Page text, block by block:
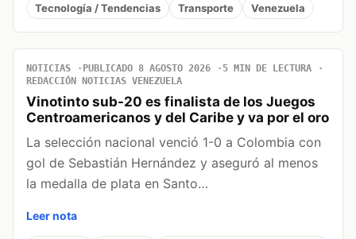
Tecnología / Tendencias
Transporte Venezuela
NOTICIAS PUBLICADO 8 AGOSTO 2026
5 MIN DE LECTURA
REDACCIÓN NOTICIAS VENEZUELA
Vinotinto sub-20 es finalista de los Juegos
Centroamericanos y del Caribe y va por el oro
La selección nacional venció 1-0 a Colombia con
gol de Sebastián Hernández y aseguró al menos
la medalla de plata en Santo…
Leer nota